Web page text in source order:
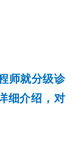
师就分级诊
细介绍，对